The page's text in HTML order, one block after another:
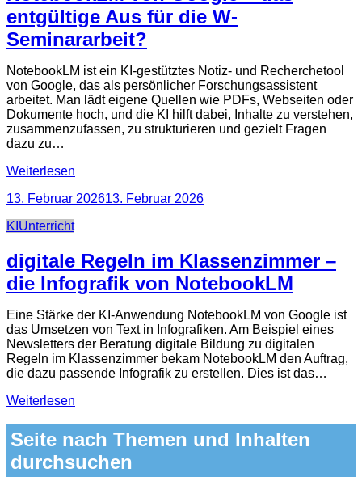
entgültige Aus für die W-
Seminararbeit?
NotebookLM ist ein KI-gestütztes Notiz- und Recherchetool
von Google, das als persönlicher Forschungsassistent
arbeitet. Man lädt eigene Quellen wie PDFs, Webseiten oder
Dokumente hoch, und die KI hilft dabei, Inhalte zu verstehen,
zusammenzufassen, zu strukturieren und gezielt Fragen
dazu zu…
Weiterlesen
13. Februar 202613. Februar 2026
Categories
KI Unterricht
digitale Regeln im Klassenzimmer –
die Infografik von NotebookLM
Eine Stärke der KI-Anwendung NotebookLM von Google ist
das Umsetzen von Text in Infografiken. Am Beispiel eines
Newsletters der Beratung digitale Bildung zu digitalen
Regeln im Klassenzimmer bekam NotebookLM den Auftrag,
die dazu passende Infografik zu erstellen. Dies ist das…
Weiterlesen
Seite nach Themen und Inhalten
durchsuchen